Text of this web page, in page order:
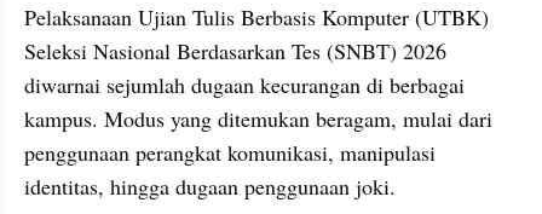
Pelaksanaan Ujian Tulis Berbasis Komputer (UTBK)
Seleksi Nasional Berdasarkan Tes (SNBT) 2026
diwarnai sejumlah dugaan kecurangan di berbagai
kampus. Modus yang ditemukan beragam, mulai dari
penggunaan perangkat komunikasi, manipulasi
identitas, hingga dugaan penggunaan joki.